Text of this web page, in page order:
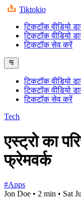
Tiktokio
टिकटॉक वीडियो
टिकटॉक वीडियो
टिकटॉक सेव करें
टिकटॉक वीडियो
टिकटॉक वीडियो
टिकटॉक सेव करें
Tech
एस्ट्रो का
फ्रेमवर्क
#Apps
Jon Doe • 2 min • Sat